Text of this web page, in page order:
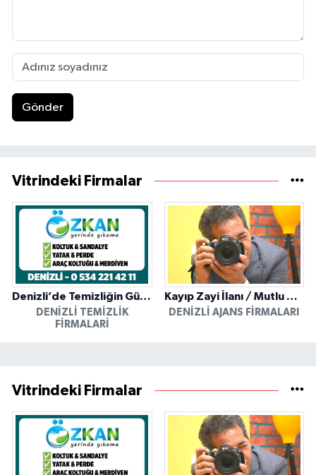
Gönder
Vitrindeki Firmalar
Denizli’de Temizliğin Güvenilir Adresi: Özkan Yerinde Yıkama
DENIZLI TEMIZLIK
FIRMALARI
Kayıp Zayi İlanı / Mutlu Ajans / Denizli
DENIZLI AJANS FIRMALARI
Vitrindeki Firmalar